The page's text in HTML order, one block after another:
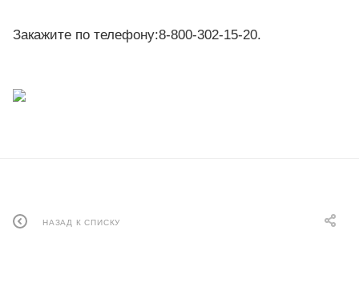
Закажите по телефону:8-800-302-15-20.
НАЗАД К СПИСКУ